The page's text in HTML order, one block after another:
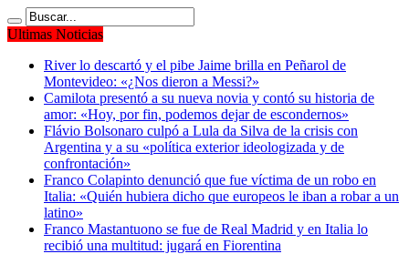
Ultimas Noticias
River lo descartó y el pibe Jaime brilla en Peñarol de
Montevideo: «¿Nos dieron a Messi?»
Camilota presentó a su nueva novia y contó su historia de
amor: «Hoy, por fin, podemos dejar de escondernos»
Flávio Bolsonaro culpó a Lula da Silva de la crisis con
Argentina y a su «política exterior ideologizada y de
confrontación»
Franco Colapinto denunció que fue víctima de un robo en
Italia: «Quién hubiera dicho que europeos le iban a robar a un
latino»
Franco Mastantuono se fue de Real Madrid y en Italia lo
recibió una multitud: jugará en Fiorentina